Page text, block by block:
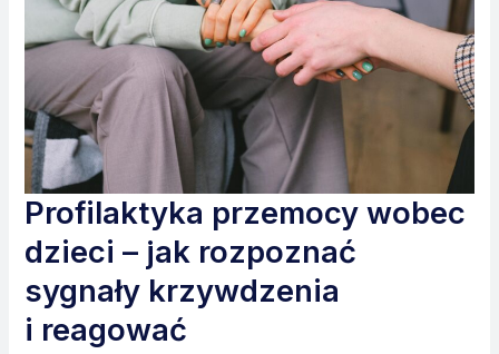
Profilaktyka przemocy wobec
dzieci – jak rozpoznać
sygnały krzywdzenia
i reagować
jak
rozpoznać
sygnały
krzywdzenia
i reagować